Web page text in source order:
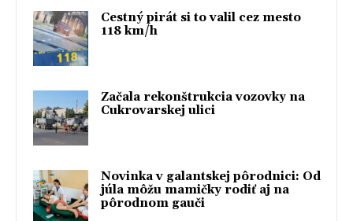
Cestný pirát si to valil cez mesto
118 km/h
Začala rekonštrukcia vozovky na
Cukrovarskej ulici
Novinka v galantskej pôrodnici: Od
júla môžu mamičky rodiť aj na
pôrodnom gauči